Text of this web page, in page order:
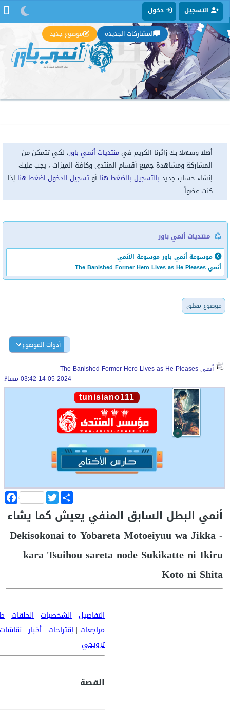
التسجيل دخول
المشاركات الجديدة موضوع جديد
أهلا وسهلا بك زائرنا الكريم فيمنتديات أنمي باور، لكي تتمكن من
المشاركة ومشاهدة جميع أقسام المنتدى وكافة الميزات ، يجب عليك
إنشاء حساب جديد بالتسجيل بالضغط هنا أوتسجيل الدخول اضغط هنا إذا
كنت عضواً .
منتديات أنمي باور
موسوعة أنمي باور موسوعة الأنمي
أنمي The Banished Former Hero Lives as He Pleases
موضوع مغلق
أدوات الموضوع
أنمي The Banished Former Hero Lives as He Pleases
14-05-2024 03:42 مساءً
tunisiano111
a
e
o
k
T
w
t
e
ن
ر
أنمي البطل السابق المنفي يعيش كما يشاء
- Dekisokonai to Yobareta Motoeiyuu wa Jikka
kara Tsuihou sareta node Sukikatte ni Ikiru
Koto ni Shita
التفاصيل | الشخصيات | الحلقات |
مراجعات | إقتراحات | أخبار| نقاشات
ترويجي
القصة